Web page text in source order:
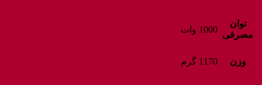
توان
مصرفی
1000 وات
وزن 1170 گرم